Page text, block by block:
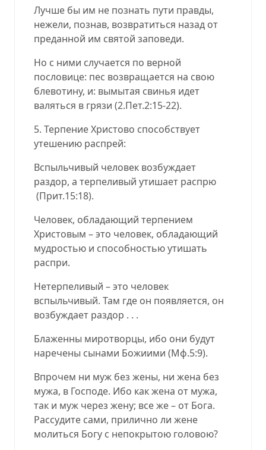
Лучше бы им не познать пути правды,
нежели, познав, возвратиться назад от
преданной им святой заповеди.
Но с ними случается по верной
пословице: пес возвращается на свою
блевотину, и: вымытая свинья идет
валяться в грязи (2.Пет.2:15-22).
5. Терпение Христово способствует
утешению распрей:
Вспыльчивый человек возбуждает
раздор, а терпеливый утишает распрю
(Прит.15:18).
Человек, обладающий терпением
Христовым – это человек, обладающий
мудростью и способностью утишать
распри.
Нетерпеливый – это человек
вспыльчивый. Там где он появляется, он
возбуждает раздор . . .
Блаженны миротворцы, ибо они будут
наречены сынами Божиими (Мф.5:9).
Впрочем ни муж без жены, ни жена без
мужа, в Господе. Ибо как жена от мужа,
так и муж через жену; все же – от Бога.
Рассудите сами, прилично ли жене
молиться Богу с непокрытою головою?